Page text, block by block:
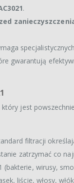
.
gwarantują
jest
filtracji
zatrzymać co
(bakterie, wirusy,
liście, włosy,